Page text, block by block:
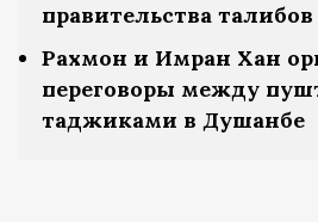
правительства талибов
Рахмон и Имран Хан
переговоры между
таджиками в Душанбе